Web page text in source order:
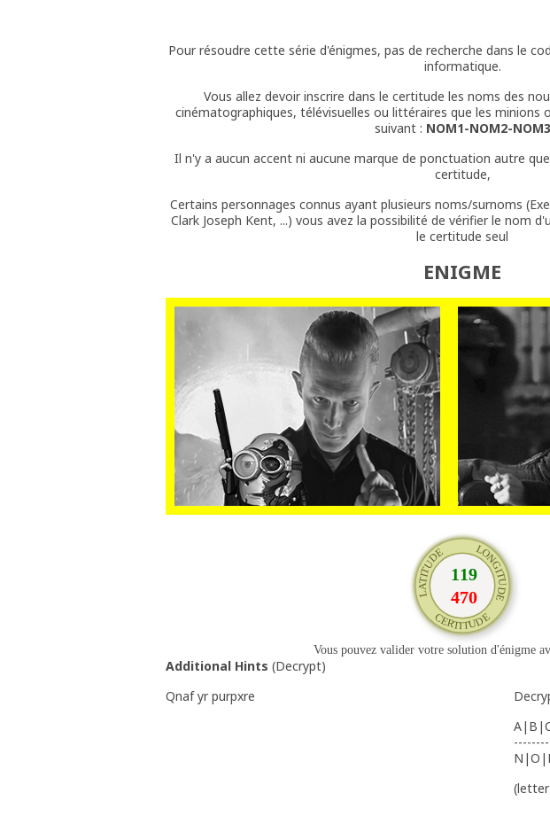
Pour résoudre cette série d'énigmes, pas de recherche dans le
informatique.
Vous allez devoir inscrire dans le certitude les noms des
cinématographiques, télévisuelles ou littéraires que les minions
suivant : NOM1-NOM2-NOM3
Il n'y a aucun accent ni aucune marque de ponctuation autre
certitude,
Certains personnages connus ayant plusieurs noms/surnoms
Clark Joseph Kent, ...) vous avez la possibilité de vérifier le nom
le certitude seul
ENIGME
Vous pouvez valider votre solution d'énigme
Additional Hints (Decrypt)
Qnaf yr purpxre
(letter